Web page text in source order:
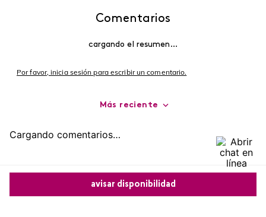
avisar disponibilidad
Comentarios
cargando el resumen…
Por favor, inicia sesión para escribir un comentario.
Más reciente
Cargando comentarios…